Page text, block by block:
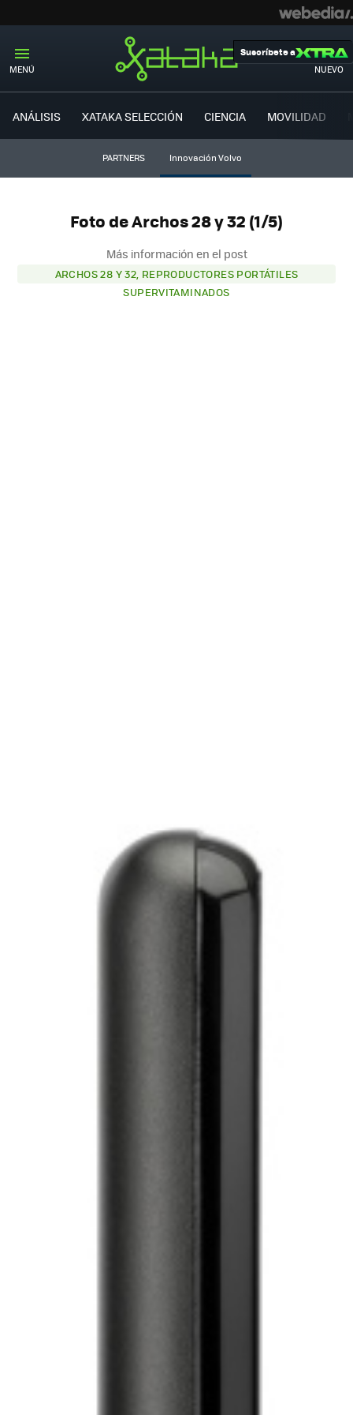
MENÚ NUEVO
Suscríbete a
ANÁLISIS XATAKA SELECCIÓN CIENCIA MOVILIDAD
PARTNERS Innovación Volvo
Foto de Archos 28 y 32 (1/5)
Más información en el post
ARCHOS 28 Y 32, REPRODUCTORES PORTÁTILES
SUPERVITAMINADOS